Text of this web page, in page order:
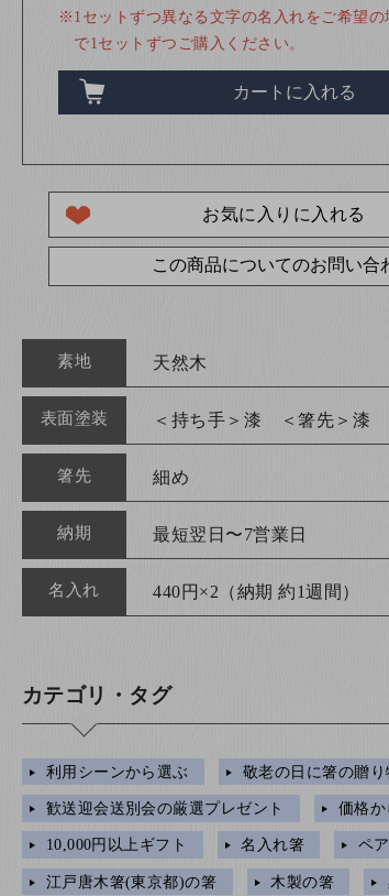
※1セットずつ異なる文字の名入れをご希望の
で1セットずつご購入ください。
カートに入れる
お気に入りに入れる
この商品についてのお問い合
素地 天然木
表面塗装 ＜持ち手＞漆 ＜箸先＞漆
箸先 細め
納期 最短翌日〜7営業日
名入れ 440円×2（納期 約1週間）
カテゴリ・タグ
利用シーンから選ぶ 敬老の日に箸の贈り
歓送迎会送別会の厳選プレゼント 価格
10,000円以上ギフト 名入れ箸 ペ
江戸唐木箸(東京都)の箸 木製の箸